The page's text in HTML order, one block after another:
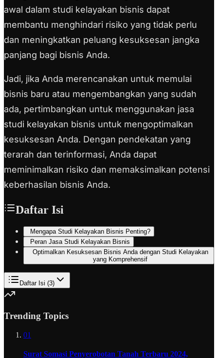
awal dalam studi kelayakan bisnis dapat
membantu menghindari risiko yang tidak perlu
dan meningkatkan peluang kesuksesan jangka
panjang bagi bisnis Anda.
Jadi, jika Anda merencanakan untuk memulai
bisnis baru atau mengembangkan yang sudah
ada, pertimbangkan untuk menggunakan jasa
studi kelayakan bisnis untuk mengoptimalkan
kesuksesan Anda. Dengan pendekatan yang
terarah dan terinformasi, Anda dapat
meminimalkan risiko dan memaksimalkan potensi
keberhasilan bisnis Anda.
Daftar Isi
Mengapa Studi Kelayakan Bisnis Penting?
Peran Jasa Studi Kelayakan Bisnis
Optimalkan Kesuksesan Bisnis Anda dengan Studi Kelayakan
yang Komprehensif
Daftar Isi (3)
Trending Topics
01
Surat Somasi Penyerobotan Tanah Terbaru 2024,